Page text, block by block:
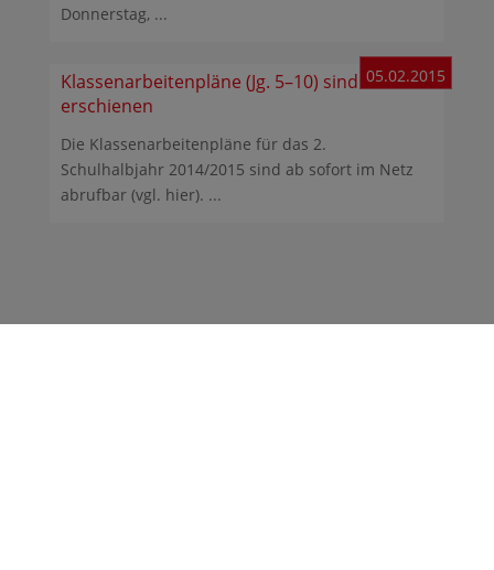
Donnerstag, ...
Klassenarbeitenpläne (Jg. 5–10) sind
erschienen
05.02.2015
Die Klassenarbeitenpläne für das 2.
Schulhalbjahr 2014/2015 sind ab sofort im Netz
abrufbar (vgl. hier). ...